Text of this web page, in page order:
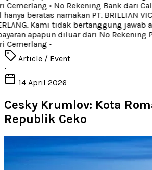
Cemerlang• No Rekening Bank dari
beratas namakan PT. BRILLIAN
Kami tidak bertanggung jawab
apapun diluar dari No Rekening
Cemerlang•
Article / Event
•
14 April 2026
Cesky Krumlov: Kota
Republik Ceko